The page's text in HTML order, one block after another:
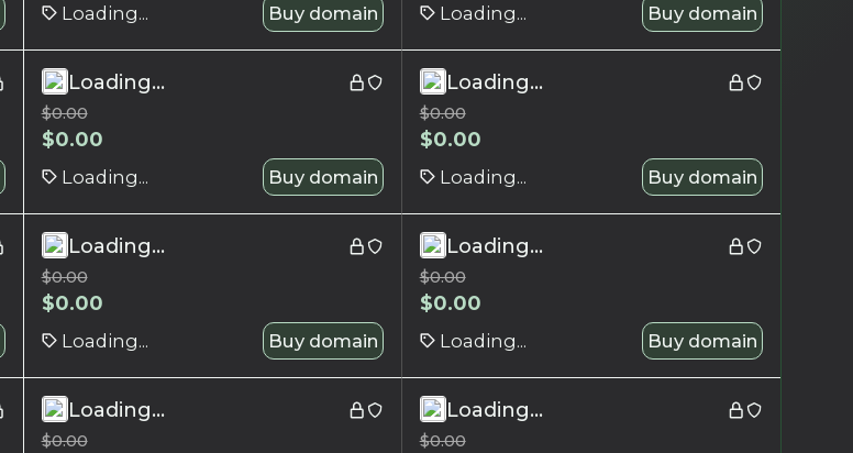
Loading... Buy domain Loading... Buy domain
Loading...
$0.00
$0.00
Loading... Buy domain
Loading...
$0.00
$0.00
Loading... Buy domain
Loading...
$0.00
$0.00
Loading... Buy domain
Loading...
$0.00
$0.00
Loading... Buy domain
Loading...
$0.00
Loading...
$0.00